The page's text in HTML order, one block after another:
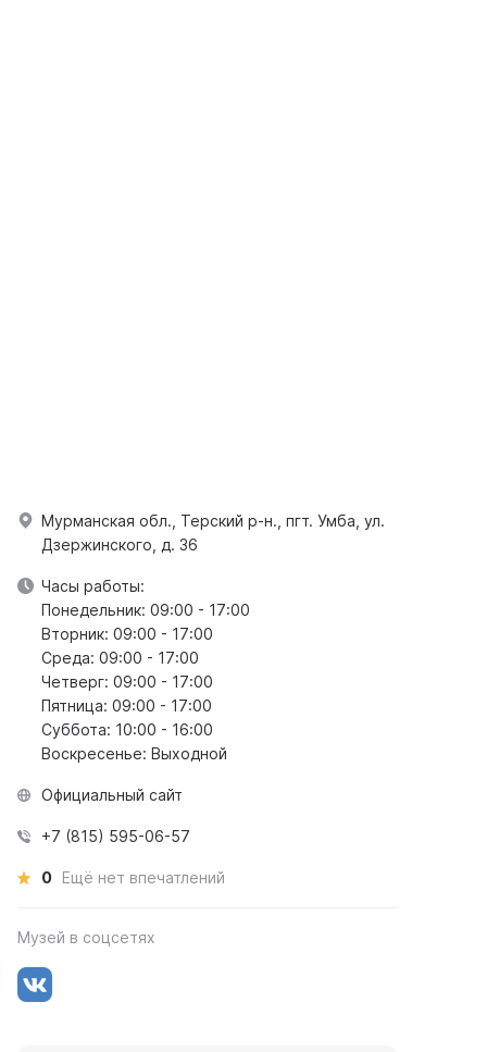
Мурманская обл., Терский р-н., пгт. Умба, ул.
Дзержинского, д. 36
Часы работы:
Понедельник: 09:00 - 17:00
Вторник: 09:00 - 17:00
Среда: 09:00 - 17:00
Четверг: 09:00 - 17:00
Пятница: 09:00 - 17:00
Суббота: 10:00 - 16:00
Воскресенье: Выходной
Официальный сайт
+7 (815) 595-06-57
0 Ещё нет впечатлений
Музей в соцсетях